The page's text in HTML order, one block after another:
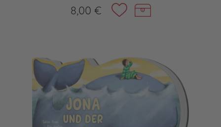
8,00 €